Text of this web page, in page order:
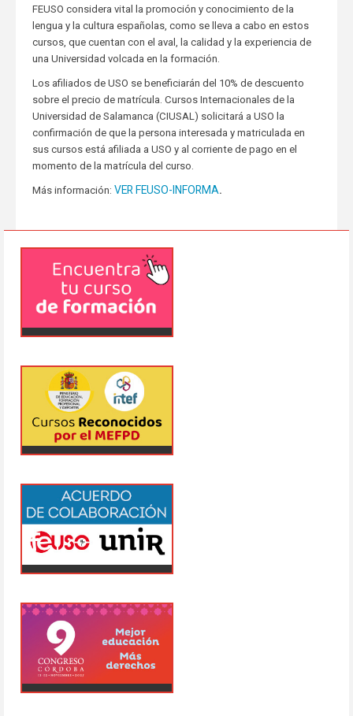
FEUSO considera vital la promoción y conocimiento de la
lengua y la cultura españolas, como se lleva a cabo en estos
cursos, que cuentan con el aval, la calidad y la experiencia de
una Universidad volcada en la formación.
Los afiliados de USO se beneficiarán del 10% de descuento
sobre el precio de matrícula. Cursos Internacionales de la
Universidad de Salamanca (CIUSAL) solicitará a USO la
confirmación de que la persona interesada y matriculada en
sus cursos está afiliada a USO y al corriente de pago en el
momento de la matrícula del curso.
Más información: VER FEUSO-INFORMA.